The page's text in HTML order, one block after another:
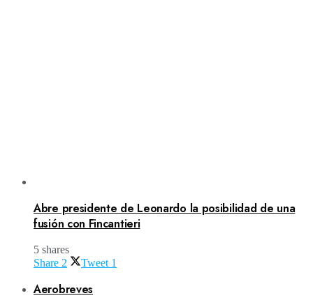
Abre presidente de Leonardo la posibilidad de una
fusión con Fincantieri
5 shares
Share 2 Tweet 1
Aerobreves